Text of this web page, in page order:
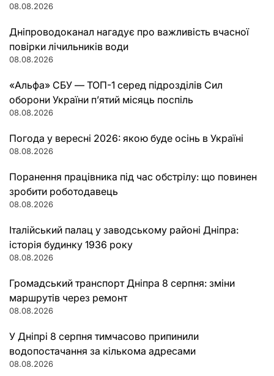
08.08.2026
Дніпроводоканал нагадує про важливість вчасної
повірки лічильників води
08.08.2026
«Альфа» СБУ — ТОП-1 серед підрозділів Сил
оборони України п’ятий місяць поспіль
08.08.2026
Погода у вересні 2026: якою буде осінь в Україні
08.08.2026
Поранення працівника під час обстрілу: що повинен
зробити роботодавець
08.08.2026
Італійський палац у заводському районі Дніпра:
історія будинку 1936 року
08.08.2026
Громадський транспорт Дніпра 8 серпня: зміни
маршрутів через ремонт
08.08.2026
У Дніпрі 8 серпня тимчасово припинили
водопостачання за кількома адресами
08.08.2026